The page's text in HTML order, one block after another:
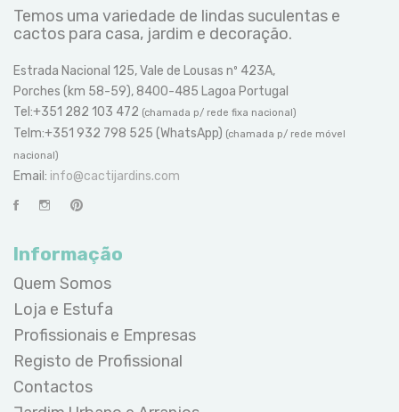
Temos uma variedade de lindas suculentas e
cactos para casa, jardim e decoração.
Estrada Nacional 125, Vale de Lousas nº 423A,
Porches (km 58-59), 8400-485 Lagoa Portugal
Tel:+351 282 103 472 (chamada p/ rede fixa nacional)
Telm:+351 932 798 525 (WhatsApp) (chamada p/ rede móvel
nacional)
Email: info@cactijardins.com
Informação
Quem Somos
Loja e Estufa
Profissionais e Empresas
Registo de Profissional
Contactos